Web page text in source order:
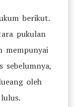
berikut.
pukulan
mempunyai
sebelumnya,
oleh